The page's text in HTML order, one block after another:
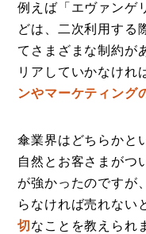
例えば「エヴァンゲ
どは、二次利用する
てさまざまな制約が
リアしていかなけれ
ンやマーケティング
傘業界はどちらかと
自然とお客さまがつ
が強かったのですが
らなければ売れない
切 なことを教えられ